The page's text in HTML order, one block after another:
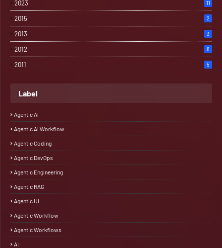
2023 11
2015 2
2013 3
2012 8
2011 5
Label
Agentic AI
Agentic AI Workflow
Agentic Coding
Agentic DevOps
Agentic Engineering
Agentic RAG
Agentic UI
Agentic Workflow
Agentic Workflows
AI